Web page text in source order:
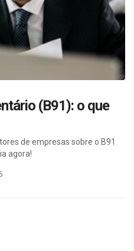
(B91): o que
de empresas sobre o B91
agora!